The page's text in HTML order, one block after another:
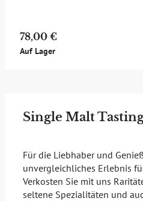
78,00 €
Auf Lager
Single Malt
Für die Liebhaber und
unvergleichliches Erlebnis
Verkosten Sie mit uns
seltene Spezialitäten und